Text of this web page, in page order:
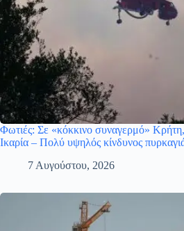
Φωτιές: Σε «κόκκινο συναγερμό»
Ικαρία – Πολύ υψηλός κίνδυνος
7 Αυγούστου, 2026